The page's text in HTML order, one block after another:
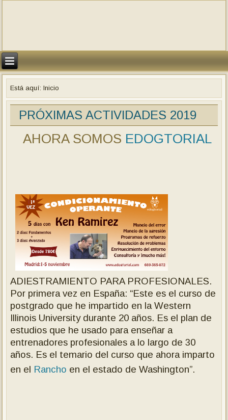
Está aquí:Inicio
PRÓXIMAS ACTIVIDADES 2019
AHORA SOMOS EDOGTORIAL
ADIESTRAMIENTO PARA PROFESIONALES.
Por primera vez en España: “Este es el curso de
postgrado que he impartido en la Western
Illinois University durante 20 años. Es el plan de
estudios que he usado para enseñar a
entrenadores profesionales a lo largo de 30
años. Es el temario del curso que ahora imparto
en el Rancho en el estado de Washington”.